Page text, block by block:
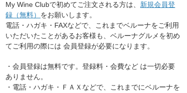
My Wine Clubで初めてご注文される方は、 新規会員登
録（無料） をお願いします。
電話・ハガキ・FAXなどで、これまでベルーナをご利用
いただいたことがあるお客様も、ベルーナグルメを初め
てご利用の際には 会員登録が必要になります。
・会員登録は無料です。登録料・会費など は一切必要
ありません。
・電話・ハガキ・ＦＡＸなどで、これまでにベルーナを